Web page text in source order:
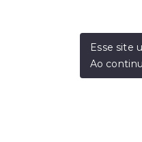
Esse site
Ao